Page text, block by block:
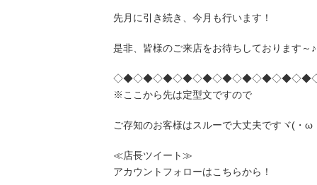
先月に引き続き、今月も行います！
是非、皆様のご来店をお待ちしております～♪
※ここから先は定型文ですので
ご存知のお客様はスルーで大丈夫ですヾ(・ω
≪店長ツイート≫
アカウントフォローはこちらから！